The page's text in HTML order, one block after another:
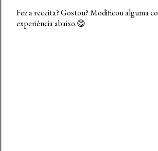
P
Fez a receita? Gostou? Modificou alguma
experiência abaixo.😋